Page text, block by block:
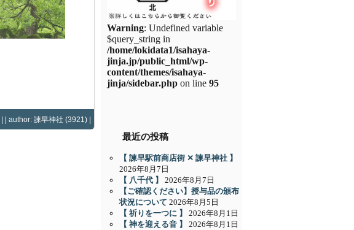
| | author: 諫早神社 (3921) |
Warning: Undefined variable
$query_string in
/home/lokidata1/isahaya-
jinja.jp/public_html/wp-
content/themes/isahaya-
jinja/sidebar.php on line 95
最近の投稿
【 諫早駅前商店街 ✕ 諫早神社 】
2026年8月7日
【 八千代 】
2026年8月7日
【ご確認ください】授与品の頒布
状況について 2026年8月5日
【 祈りを一つに 】
2026年8月1日
【 神を迎える音 】
2026年8月1日